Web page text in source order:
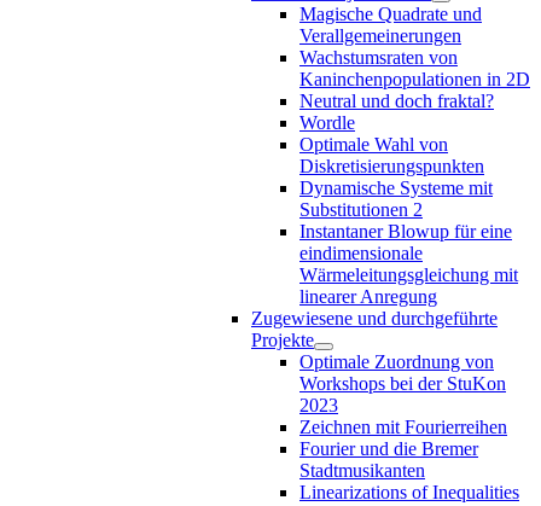
Magische Quadrate und
Verallgemeinerungen
Wachstumsraten von
Kaninchenpopulationen in 2D
Neutral und doch fraktal?
Wordle
Optimale Wahl von
Diskretisierungspunkten
Dynamische Systeme mit
Substitutionen 2
Instantaner Blowup für eine
eindimensionale
Wärmeleitungsgleichung mit
linearer Anregung
Zugewiesene und durchgeführte
Projekte
Optimale Zuordnung von
Workshops bei der StuKon
2023
Zeichnen mit Fourierreihen
Fourier und die Bremer
Stadtmusikanten
Linearizations of Inequalities